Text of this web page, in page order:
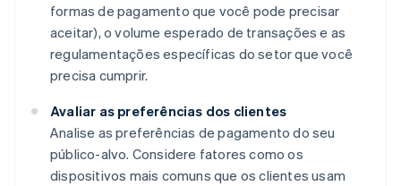
formas de pagamento que você pode precisar
aceitar), o volume esperado de transações e as
regulamentações específicas do setor que você
precisa cumprir.
Avaliar as preferências dos clientes
Analise as preferências de pagamento do seu
público-alvo. Considere fatores como os
dispositivos mais comuns que os clientes usam